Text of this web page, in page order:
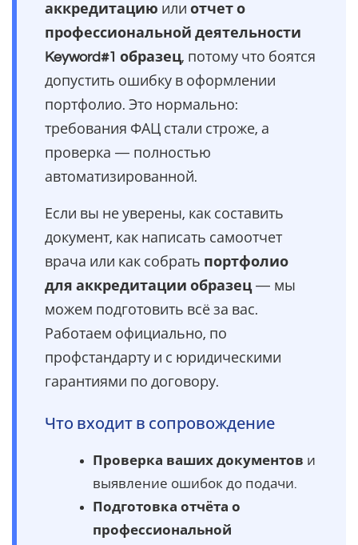
аккредитацию или отчет о
профессиональной деятельности
Keyword#1 образец, потому что боятся
допустить ошибку в оформлении
портфолио. Это нормально:
требования ФАЦ стали строже, а
проверка — полностью
автоматизированной.
Если вы не уверены, как составить
документ, как написать самоотчет
врача или как собрать портфолио
для аккредитации образец— мы
можем подготовить всё за вас.
Работаем официально, по
профстандарту и с юридическими
гарантиями по договору.
Что входит в сопровождение
Проверка ваших документов и
выявление ошибок до подачи.
Подготовка отчёта о
профессиональной